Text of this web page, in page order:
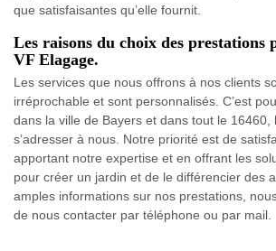
que satisfaisantes qu’elle fournit.
Les raisons du choix des prestations
VF Elagage.
Les services que nous offrons à nos clients
irréprochable et sont personnalisés. C’est
dans la ville de Bayers et dans tout le 16460,
s’adresser à nous. Notre priorité est de
apportant notre expertise et en offrant les
pour créer un jardin et de le différencier des
amples informations sur nos prestations,
de nous contacter par téléphone ou par mail.